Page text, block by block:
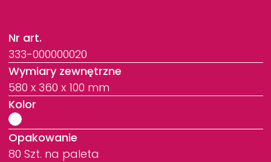
Nr art.
333-000000020
Wymiary zewnętrzne
580 x 360 x 100 mm
Kolor
Opakowanie
80 Szt. na paleta